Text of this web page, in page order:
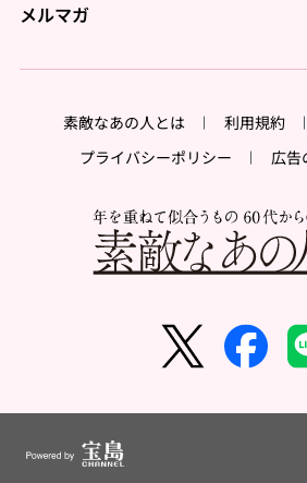
メルマガ
素敵なあの人とは 利用規約
プライバシーポリシー
広告